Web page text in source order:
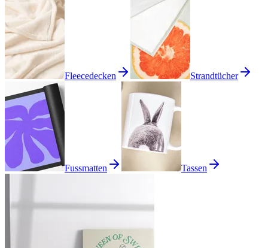
Fleecedecken Strandtücher
Fussmatten Tassen